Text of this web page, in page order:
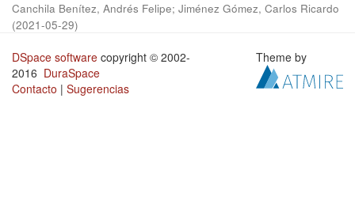
Canchila Benítez, Andrés Felipe; Jiménez Gómez, Carlos Ricardo
(2021-05-29)
DSpace software copyright © 2002-
2016 DuraSpace
Contacto | Sugerencias
Theme by